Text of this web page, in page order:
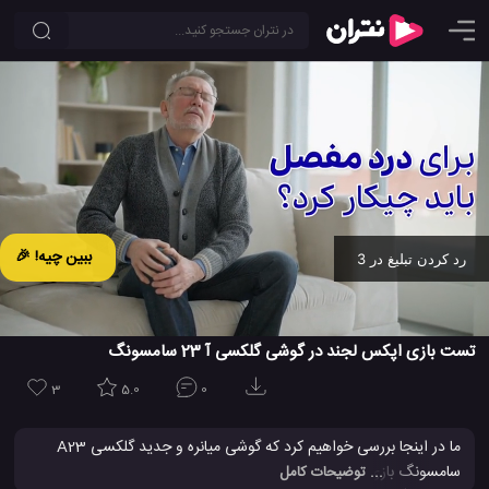
ببین چیه! 🎉 رد کردن تبلیغ در 2
Ad -
تست بازی اپکس لجند در گوشی گلکسی آ 23 سامسونگ
3 5.0 0
ما در اینجا بررسی خواهیم کرد که گوشی میانره و جدید گلکسی A23
سامسونگ بازی محبوب و پرطرفدار اپکس لجند را چگونه اجرا خواهد
... توضیحات کامل